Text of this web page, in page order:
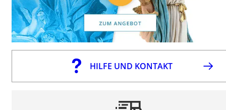
HILFE UND KONTAKT